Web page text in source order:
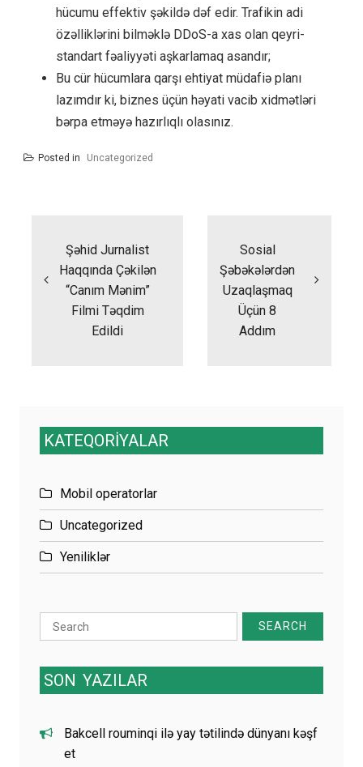
hücumu effektiv şəkildə dəf edir. Trafikin adi
özəlliklərini bilməklə DDoS-a xas olan qeyri-
standart fəaliyyəti aşkarlamaq asandır;
Bu cür hücumlara qarşı ehtiyat müdafiə planı
lazımdır ki, biznes üçün həyati vacib xidmətləri
bərpa etməyə hazırlıqlı olasınız.
Posted in Uncategorized
Şəhid Jurnalist
Haqqında Çəkilən
“Canım Mənim”
Filmi Təqdim
Edildi
Sosial
Şəbəkələrdən
Uzaqlaşmaq
Üçün 8
Addım
KATEQORİYALAR
Mobil operatorlar
Uncategorized
Yeniliklər
Search
for:
SON YAZILAR
Bakcell rouminqi ilə yay tətilində dünyanı kəşf
et